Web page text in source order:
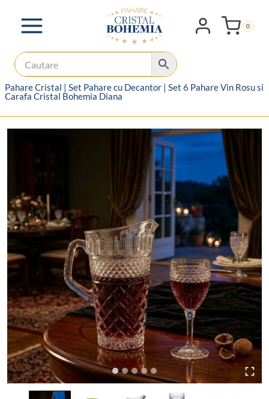
0
Pahare Cristal | Set Pahare cu Decantor | Set 6 Pahare Vin Rosu si
Carafa Cristal Bohemia Diana